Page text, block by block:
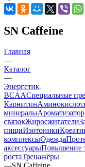
SN Caffeine
Главная
—
Каталог
—
Энергетик
BCAACпециальные
Карнитин
минералы
связокЖиросжигатели
пищиИзотоники
комплексыОдежда
аксессуарыПовышение
ростаТренажёры
—SN Caffeine